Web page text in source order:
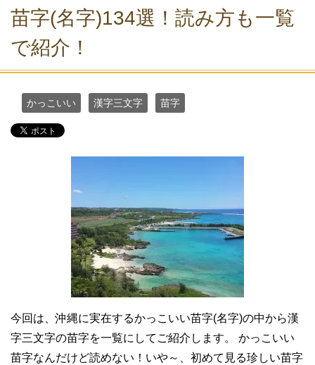
苗字(名字)134選！読み方も一覧
で紹介！
かっこいい 漢字三文字 苗字
今回は、沖縄に実在するかっこいい苗字(名字)の中から漢
字三文字の苗字を一覧にしてご紹介します。 かっこいい
苗字なんだけど読めない！いや～、初めて見る珍しい苗字